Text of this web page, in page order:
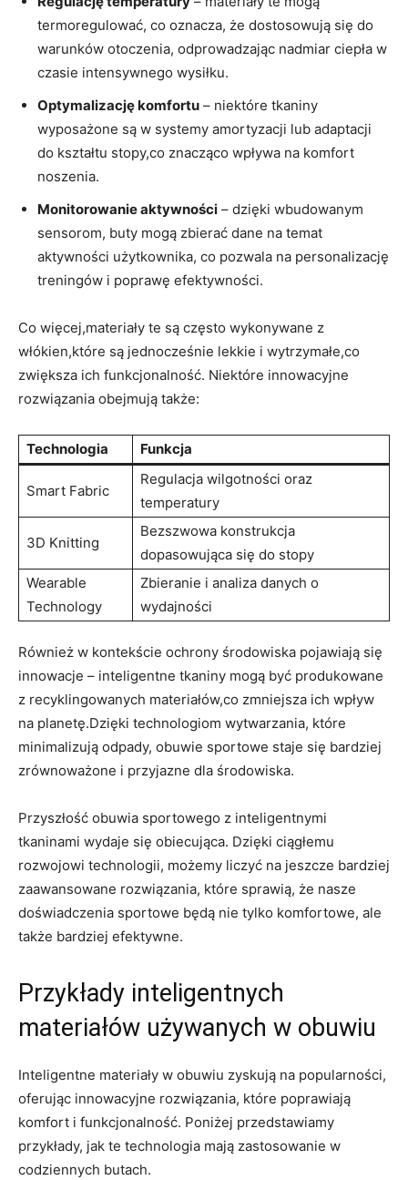
termoregulować, co oznacza, że dostosowują się do
warunków otoczenia, odprowadzając nadmiar ciepła w
czasie intensywnego wysiłku.
Optymalizację komfortu – niektóre tkaniny
wyposażone są w systemy amortyzacji lub adaptacji
do kształtu stopy,co znacząco wpływa na komfort
noszenia.
Monitorowanie aktywności – dzięki wbudowanym
sensorom, buty mogą zbierać dane na temat
aktywności użytkownika, co pozwala na personalizację
treningów i poprawę efektywności.
Co więcej,materiały te są często wykonywane z
włókien,które są jednocześnie lekkie i wytrzymałe,co
zwiększa ich funkcjonalność. Niektóre innowacyjne
rozwiązania obejmują także:
Technologia Funkcja
Smart Fabric
Regulacja wilgotności oraz
temperatury
3D Knitting
Bezszwowa konstrukcja
dopasowująca się do stopy
Wearable
Technology
Zbieranie i analiza danych o
wydajności
Również w kontekście ochrony środowiska pojawiają się
innowacje – inteligentne tkaniny mogą być produkowane
z recyklingowanych materiałów,co zmniejsza ich wpływ
na planetę.Dzięki technologiom wytwarzania, które
minimalizują odpady, obuwie sportowe staje się bardziej
zrównoważone i przyjazne dla środowiska.
Przyszłość obuwia sportowego z inteligentnymi
tkaninami wydaje się obiecująca. Dzięki ciągłemu
rozwojowi technologii, możemy liczyć na jeszcze bardziej
zaawansowane rozwiązania, które sprawią, że nasze
doświadczenia sportowe będą nie tylko komfortowe, ale
także bardziej efektywne.
Przykłady inteligentnych
materiałów używanych w obuwiu
Inteligentne materiały w obuwiu zyskują na popularności,
oferując innowacyjne rozwiązania, które poprawiają
komfort i funkcjonalność. Poniżej przedstawiamy
przykłady, jak te technologia mają zastosowanie w
codziennych butach.